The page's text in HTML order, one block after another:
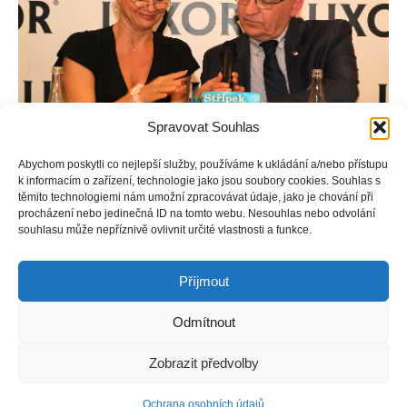
Spravovat Souhlas
Abychom poskytli co nejlepší služby, používáme k ukládání a/nebo přístupu
k informacím o zařízení, technologie jako jsou soubory cookies. Souhlas s
těmito technologiemi nám umožní zpracovávat údaje, jako je chování při
procházení nebo jedinečná ID na tomto webu. Nesouhlas nebo odvolání
souhlasu může nepříznivě ovlivnit určité vlastnosti a funkce.
Příjmout
Odmítnout
Zobrazit předvolby
Ochrana osobních údajů
Křest knihy Střípek Malachitu od Zdeňka Hanky v Paláci knih
Károlyi.
SEO